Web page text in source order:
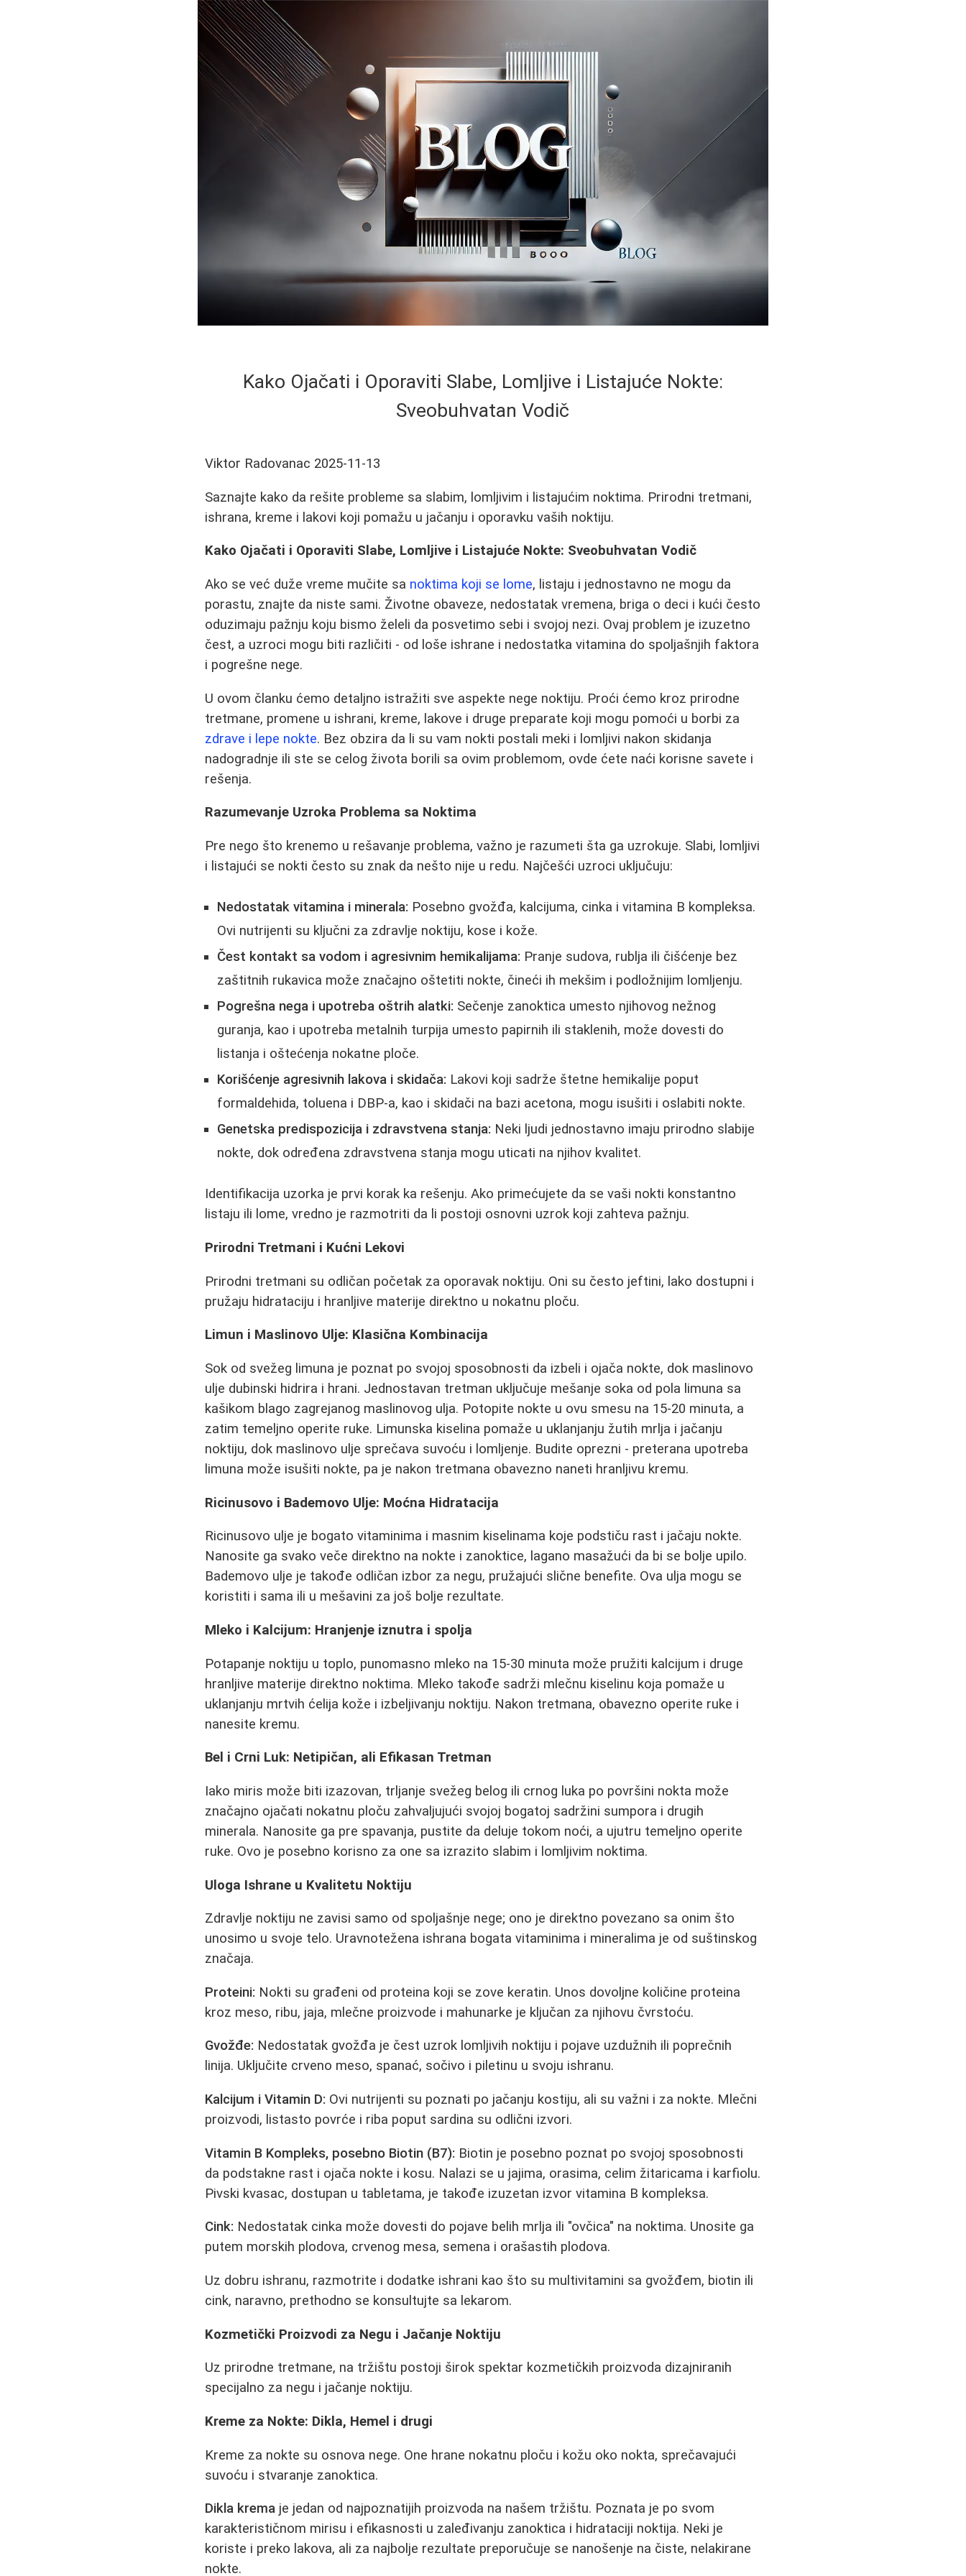
Kako Ojačati i Oporaviti Slabe, Lomljive i Listajuće Nokte:
Sveobuhvatan Vodič
Viktor Radovanac 2025-11-13
Saznajte kako da rešite probleme sa slabim, lomljivim i listajućim noktima. Prirodni tretmani,
ishrana, kreme i lakovi koji pomažu u jačanju i oporavku vaših noktiju.
Kako Ojačati i Oporaviti Slabe, Lomljive i Listajuće Nokte: Sveobuhvatan Vodič
Ako se već duže vreme mučite sa noktima koji se lome, listaju i jednostavno ne mogu da
porastu, znajte da niste sami. Životne obaveze, nedostatak vremena, briga o deci i kući često
oduzimaju pažnju koju bismo želeli da posvetimo sebi i svojoj nezi. Ovaj problem je izuzetno
čest, a uzroci mogu biti različiti - od loše ishrane i nedostatka vitamina do spoljašnjih faktora
i pogrešne nege.
U ovom članku ćemo detaljno istražiti sve aspekte nege noktiju. Proći ćemo kroz prirodne
tretmane, promene u ishrani, kreme, lakove i druge preparate koji mogu pomoći u borbi za
zdrave i lepe nokte. Bez obzira da li su vam nokti postali meki i lomljivi nakon skidanja
nadogradnje ili ste se celog života borili sa ovim problemom, ovde ćete naći korisne savete i
rešenja.
Razumevanje Uzroka Problema sa Noktima
Pre nego što krenemo u rešavanje problema, važno je razumeti šta ga uzrokuje. Slabi, lomljivi
i listajući se nokti često su znak da nešto nije u redu. Najčešći uzroci uključuju:
Nedostatak vitamina i minerala: Posebno gvožđa, kalcijuma, cinka i vitamina B kompleksa.
Ovi nutrijenti su ključni za zdravlje noktiju, kose i kože.
Čest kontakt sa vodom i agresivnim hemikalijama: Pranje sudova, rublja ili čišćenje bez
zaštitnih rukavica može značajno oštetiti nokte, čineći ih mekšim i podložnijim lomljenju.
Pogrešna nega i upotreba oštrih alatki: Sečenje zanoktica umesto njihovog nežnog
guranja, kao i upotreba metalnih turpija umesto papirnih ili staklenih, može dovesti do
listanja i oštećenja nokatne ploče.
Korišćenje agresivnih lakova i skidača: Lakovi koji sadrže štetne hemikalije poput
formaldehida, toluena i DBP-a, kao i skidači na bazi acetona, mogu isušiti i oslabiti nokte.
Genetska predispozicija i zdravstvena stanja: Neki ljudi jednostavno imaju prirodno slabije
nokte, dok određena zdravstvena stanja mogu uticati na njihov kvalitet.
Identifikacija uzorka je prvi korak ka rešenju. Ako primećujete da se vaši nokti konstantno
listaju ili lome, vredno je razmotriti da li postoji osnovni uzrok koji zahteva pažnju.
Prirodni Tretmani i Kućni Lekovi
Prirodni tretmani su odličan početak za oporavak noktiju. Oni su često jeftini, lako dostupni i
pružaju hidrataciju i hranljive materije direktno u nokatnu ploču.
Limun i Maslinovo Ulje: Klasična Kombinacija
Sok od svežeg limuna je poznat po svojoj sposobnosti da izbeli i ojača nokte, dok maslinovo
ulje dubinski hidrira i hrani. Jednostavan tretman uključuje mešanje soka od pola limuna sa
kašikom blago zagrejanog maslinovog ulja. Potopite nokte u ovu smesu na 15-20 minuta, a
zatim temeljno operite ruke. Limunska kiselina pomaže u uklanjanju žutih mrlja i jačanju
noktiju, dok maslinovo ulje sprečava suvoću i lomljenje. Budite oprezni - preterana upotreba
limuna može isušiti nokte, pa je nakon tretmana obavezno naneti hranljivu kremu.
Ricinusovo i Bademovo Ulje: Moćna Hidratacija
Ricinusovo ulje je bogato vitaminima i masnim kiselinama koje podstiču rast i jačaju nokte.
Nanosite ga svako veče direktno na nokte i zanoktice, lagano masažući da bi se bolje upilo.
Bademovo ulje je takođe odličan izbor za negu, pružajući slične benefite. Ova ulja mogu se
koristiti i sama ili u mešavini za još bolje rezultate.
Mleko i Kalcijum: Hranjenje iznutra i spolja
Potapanje noktiju u toplo, punomasno mleko na 15-30 minuta može pružiti kalcijum i druge
hranljive materije direktno noktima. Mleko takođe sadrži mlečnu kiselinu koja pomaže u
uklanjanju mrtvih ćelija kože i izbeljivanju noktiju. Nakon tretmana, obavezno operite ruke i
nanesite kremu.
Bel i Crni Luk: Netipičan, ali Efikasan Tretman
Iako miris može biti izazovan, trljanje svežeg belog ili crnog luka po površini nokta može
značajno ojačati nokatnu ploču zahvaljujući svojoj bogatoj sadržini sumpora i drugih
minerala. Nanosite ga pre spavanja, pustite da deluje tokom noći, a ujutru temeljno operite
ruke. Ovo je posebno korisno za one sa izrazito slabim i lomljivim noktima.
Uloga Ishrane u Kvalitetu Noktiju
Zdravlje noktiju ne zavisi samo od spoljašnje nege; ono je direktno povezano sa onim što
unosimo u svoje telo. Uravnotežena ishrana bogata vitaminima i mineralima je od suštinskog
značaja.
Proteini: Nokti su građeni od proteina koji se zove keratin. Unos dovoljne količine proteina
kroz meso, ribu, jaja, mlečne proizvode i mahunarke je ključan za njihovu čvrstoću.
Gvožđe: Nedostatak gvožđa je čest uzrok lomljivih noktiju i pojave uzdužnih ili poprečnih
linija. Uključite crveno meso, spanać, sočivo i piletinu u svoju ishranu.
Kalcijum i Vitamin D: Ovi nutrijenti su poznati po jačanju kostiju, ali su važni i za nokte. Mlečni
proizvodi, listasto povrće i riba poput sardina su odlični izvori.
Vitamin B Kompleks, posebno Biotin (B7): Biotin je posebno poznat po svojoj sposobnosti
da podstakne rast i ojača nokte i kosu. Nalazi se u jajima, orasima, celim žitaricama i karfiolu.
Pivski kvasac, dostupan u tabletama, je takođe izuzetan izvor vitamina B kompleksa.
Cink: Nedostatak cinka može dovesti do pojave belih mrlja ili "ovčica" na noktima. Unosite ga
putem morskih plodova, crvenog mesa, semena i orašastih plodova.
Uz dobru ishranu, razmotrite i dodatke ishrani kao što su multivitamini sa gvožđem, biotin ili
cink, naravno, prethodno se konsultujte sa lekarom.
Kozmetički Proizvodi za Negu i Jačanje Noktiju
Uz prirodne tretmane, na tržištu postoji širok spektar kozmetičkih proizvoda dizajniranih
specijalno za negu i jačanje noktiju.
Kreme za Nokte: Dikla, Hemel i drugi
Kreme za nokte su osnova nege. One hrane nokatnu ploču i kožu oko nokta, sprečavajući
suvoću i stvaranje zanoktica.
Dikla krema je jedan od najpoznatijih proizvoda na našem tržištu. Poznata je po svom
karakterističnom mirisu i efikasnosti u zaleđivanju zanoktica i hidrataciji noktija. Neki je
koriste i preko lakova, ali za najbolje rezultate preporučuje se nanošenje na čiste, nelakirane
nokte.